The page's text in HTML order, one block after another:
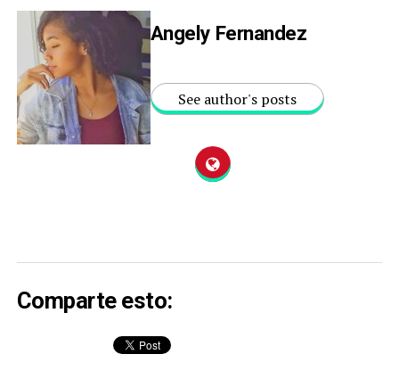
Angely Fernandez
See author's posts
Comparte esto: